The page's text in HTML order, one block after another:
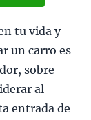
tu vida y
un carro es
sobre
al
entrada de